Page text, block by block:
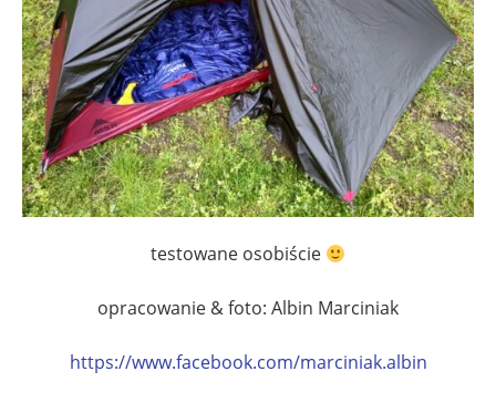
testowane osobiście
opracowanie & foto: Albin Marciniak
https://www.facebook.com/marciniak.albin